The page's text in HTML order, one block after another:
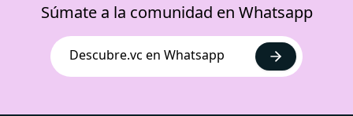
Súmate a la comunidad en Whatsapp
Descubre.vc en Whatsapp